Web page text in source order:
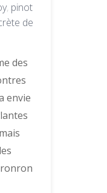
, pinot
de
des
envie